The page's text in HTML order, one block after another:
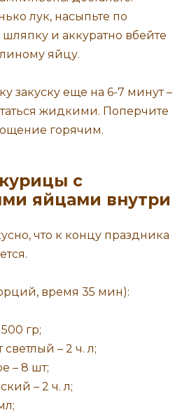
лук, насыпьте по
и аккуратно вбейте
яйцу.
закуску еще на 6-7 минут –
жидкими. Поперчите
горячим.
с
яйцами внутри
что к концу праздника
время 35 мин):
гр;
– 2 ч. л;
– 8 шт;
– 2 ч. л;